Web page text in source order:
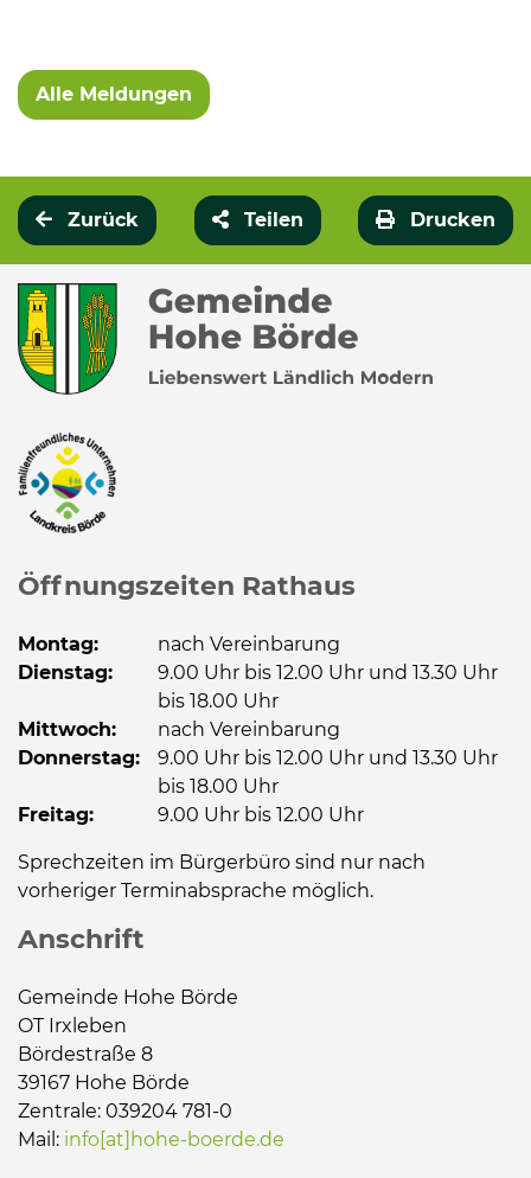
Alle Meldungen
Zurück Teilen Drucken
Öffnungszeiten Rathaus
Montag:
nach Vereinbarung
Dienstag:
9.00 Uhr bis 12.00 Uhr und 13.30 Uhr
bis 18.00 Uhr
Mittwoch:
nach Vereinbarung
Donnerstag: 9.00 Uhr bis 12.00 Uhr und 13.30 Uhr
bis 18.00 Uhr
Freitag:
9.00 Uhr bis 12.00 Uhr
Sprechzeiten im Bürgerbüro sind nur nach
vorheriger Terminabsprache möglich.
Anschrift
Gemeinde Hohe Börde
OT Irxleben
Bördestraße 8
39167 Hohe Börde
Zentrale: 039204 781-0
Mail: info[at]hohe-boerde.de